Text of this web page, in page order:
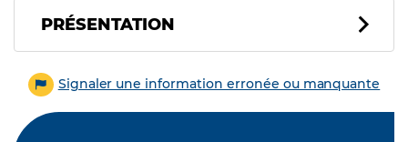
PRÉSENTATION
Signaler une information erronée ou manquante